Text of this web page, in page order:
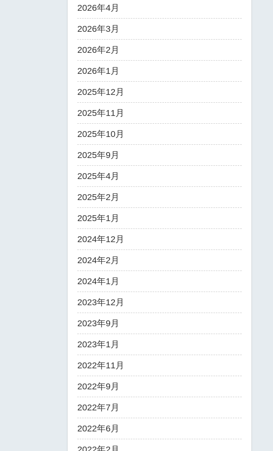
2026年4月
2026年3月
2026年2月
2026年1月
2025年12月
2025年11月
2025年10月
2025年9月
2025年4月
2025年2月
2025年1月
2024年12月
2024年2月
2024年1月
2023年12月
2023年9月
2023年1月
2022年11月
2022年9月
2022年7月
2022年6月